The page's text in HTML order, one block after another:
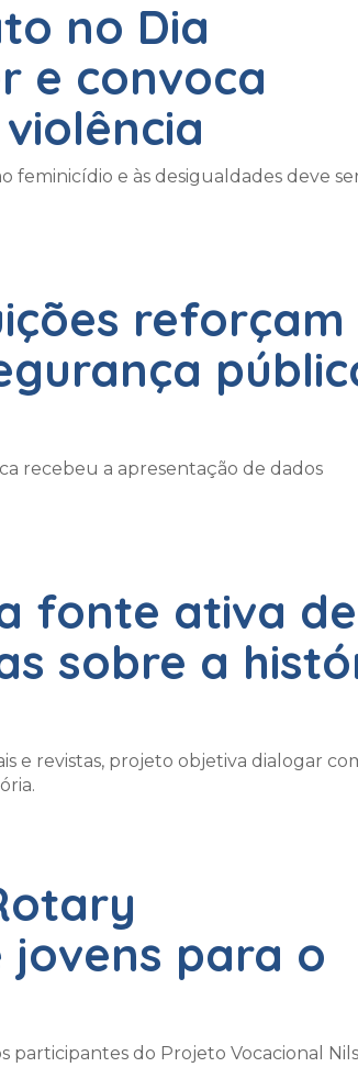
no Dia
e convoca
e às desigualdades deve
reforçam
recebeu a apresentação de dados
fonte ativa de
sobre a
e revistas, projeto objetiva dialogar
para o
do Projeto Vocacional